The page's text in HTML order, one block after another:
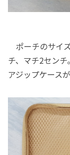
ポーチのサイ
チ、マチ2セン
アジップケース